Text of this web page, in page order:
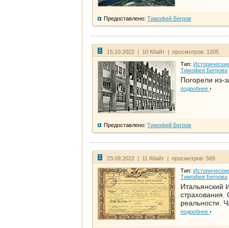
Предоставлено: Тимофей Бегров
15.10.2022 | 10 Кбайт | просмотров: 1205
Тип:
Тимофея Бегрова
Погорели из-
подробнее
Предоставлено: Тимофей Бегров
23.09.2022 | 11 Кбайт | просмотров: 569
Тип:
Тимофея Бегрова
Итальянский
страхования.
реальности.
подробнее